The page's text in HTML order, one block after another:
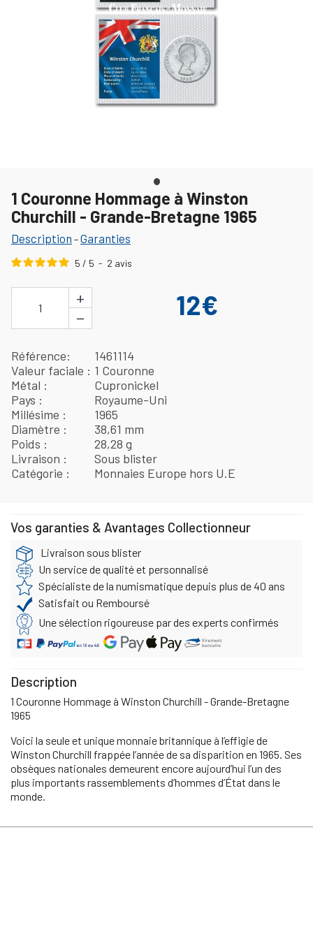
1 Couronne Hommage à Winston
Churchill - Grande-Bretagne 1965
Description -Garanties
5 / 5 - 2 avis
1
+
−
12€
Référence
1461114
Valeur faciale
1 Couronne
Métal
Cupronickel
Pays
Royaume-Uni
Millésime
1965
Diamètre
38,61 mm
Poids
28,28 g
Livraison
Sous blister
Catégorie
Monnaies Europe hors U.E
Vos garanties & Avantages Collectionneur
Livraison sous blister
Un service de qualité et personnalisé
Spécialiste de la numismatique depuis plus de 40 ans
Satisfait ou Remboursé
Une sélection rigoureuse par des experts confirmés
Description
1 Couronne Hommage à Winston Churchill - Grande-Bretagne
1965
Voici la seule et unique monnaie britannique à l’effigie de
Winston Churchill frappée l’année de sa disparition en 1965. Ses
obsèques nationales demeurent encore aujourd’hui l’un des
plus importants rassemblements d’hommes d’État dans le
monde.